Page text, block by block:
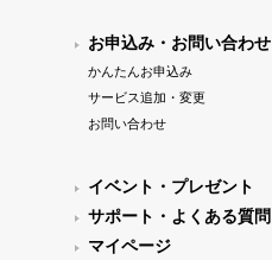
お申込み・お問い合わせ
かんたんお申込み
サービス追加・変更
お問い合わせ
イベント・プレゼント
サポート・よくある質問
マイページ